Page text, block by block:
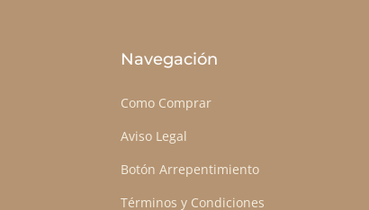
Navegación
Como Comprar
Aviso Legal
Botón Arrepentimiento
Términos y Condiciones